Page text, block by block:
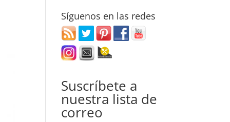
Síguenos en las redes
Suscríbete a
nuestra lista de
correo